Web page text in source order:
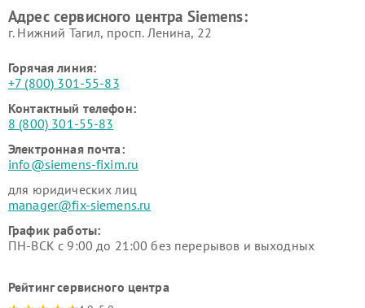
Siemens
Siemens
Адрес сервисного центра Siemens:
г. Нижний Тагил, просп. Ленина, 22
Горячая линия:
+7 (800) 301-55-83
Контактный телефон:
8 (800) 301-55-83
Электронная почта:
info@siemens-fixim.ru
для юридических лиц
manager@fix-siemens.ru
График работы:
ПН-ВСК с 9:00 до 21:00 без перерывов и выходных
Рейтинг сервисного центра